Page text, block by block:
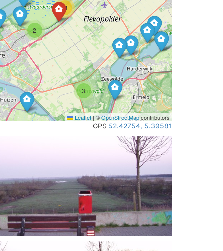
11
3
2
Leaflet|©OpenStreetMapcontributors
GPS 52.42754, 5.39581